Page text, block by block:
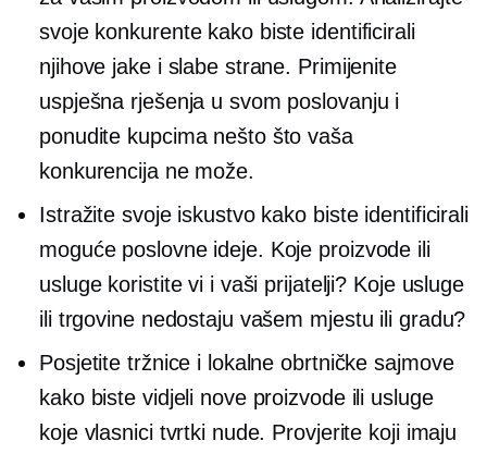
svoje konkurente kako biste identificirali
njihove jake i slabe strane. Primijenite
uspješna rješenja u svom poslovanju i
ponudite kupcima nešto što vaša
konkurencija ne može.
Istražite svoje iskustvo kako biste identificirali
moguće poslovne ideje. Koje proizvode ili
usluge koristite vi i vaši prijatelji? Koje usluge
ili trgovine nedostaju vašem mjestu ili gradu?
Posjetite tržnice i lokalne obrtničke sajmove
kako biste vidjeli nove proizvode ili usluge
koje vlasnici tvrtki nude. Provjerite koji imaju